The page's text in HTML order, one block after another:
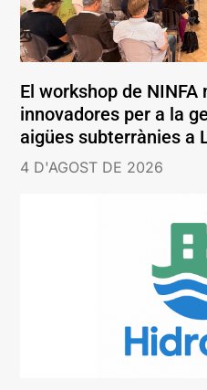
El workshop de
innovadores per a la
aigües subterrànies a
4 D'AGOST DE 2026